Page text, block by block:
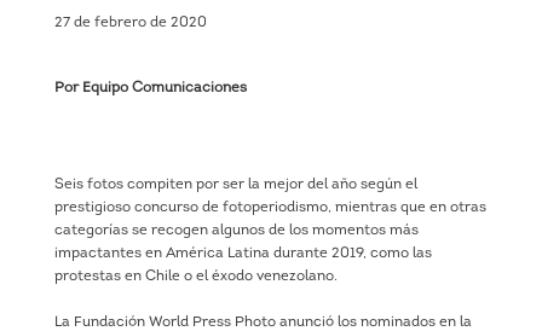
27 de febrero de 2020
Por Equipo Comunicaciones
Seis fotos compiten por ser la mejor del año según el
prestigioso concurso de fotoperiodismo, mientras que en otras
categorías se recogen algunos de los momentos más
impactantes en América Latina durante 2019, como las
protestas en Chile o el éxodo venezolano.
La Fundación World Press Photo anunció los nominados en la